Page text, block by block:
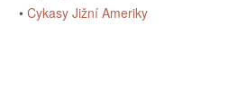
• Cykasy Jižní Ameriky